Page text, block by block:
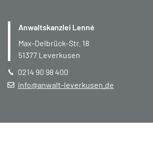
Anwaltskanzlei Lenné
Max-Delbrück-Str. 18
51377 Leverkusen
0214 90 98 400
info@anwalt-leverkusen.de